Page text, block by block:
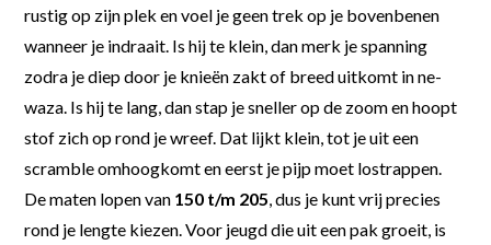
rustig op zijn plek en voel je geen trek op je bovenbenen
wanneer je indraait. Is hij te klein, dan merk je spanning
zodra je diep door je knieën zakt of breed uitkomt in ne-
waza. Is hij te lang, dan stap je sneller op de zoom en hoopt
stof zich op rond je wreef. Dat lijkt klein, tot je uit een
scramble omhoogkomt en eerst je pijp moet lostrappen.
De maten lopen van 150 t/m 205, dus je kunt vrij precies
rond je lengte kiezen. Voor jeugd die uit een pak groeit, is